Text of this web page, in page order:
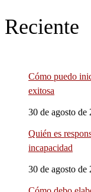
Reciente
Cómo puedo
exitosa
30 de agosto de
Quién es
incapacidad
30 de agosto de